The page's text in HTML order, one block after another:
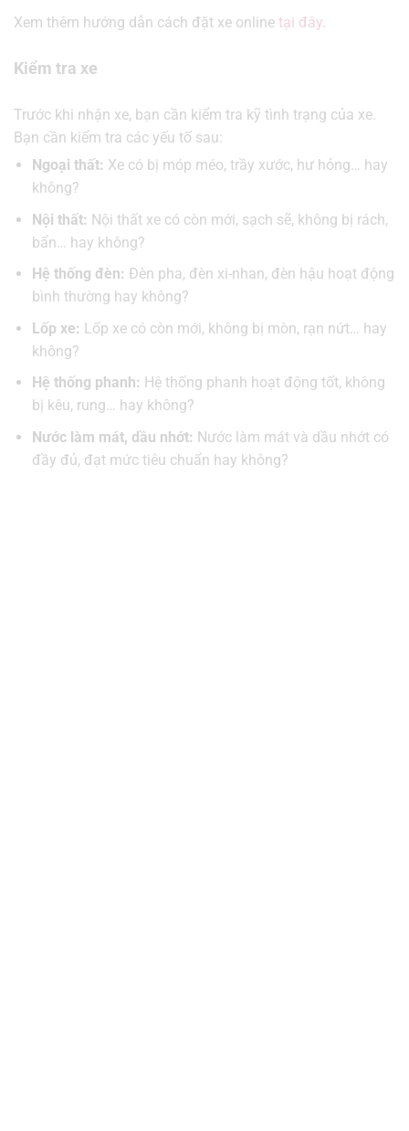
Xem thêm hướng dẫn cách đặt xe online tại đây.
Kiểm tra xe
Trước khi nhận xe, bạn cần kiểm tra kỹ tình trạng của xe.
Bạn cần kiểm tra các yếu tố sau:
Ngoại thất: Xe có bị móp méo, trầy xước, hư hỏng… hay
không?
Nội thất: Nội thất xe có còn mới, sạch sẽ, không bị rách,
bẩn… hay không?
Hệ thống đèn: Đèn pha, đèn xi-nhan, đèn hậu hoạt động
bình thường hay không?
Lốp xe: Lốp xe có còn mới, không bị mòn, rạn nứt… hay
không?
Hệ thống phanh: Hệ thống phanh hoạt động tốt, không
bị kêu, rung… hay không?
Nước làm mát, dầu nhớt: Nước làm mát và dầu nhớt có
đầy đủ, đạt mức tiêu chuẩn hay không?